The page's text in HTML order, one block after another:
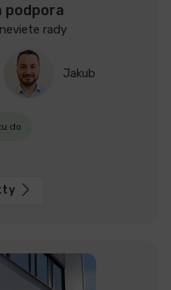
podpora
rady
Jakub
do